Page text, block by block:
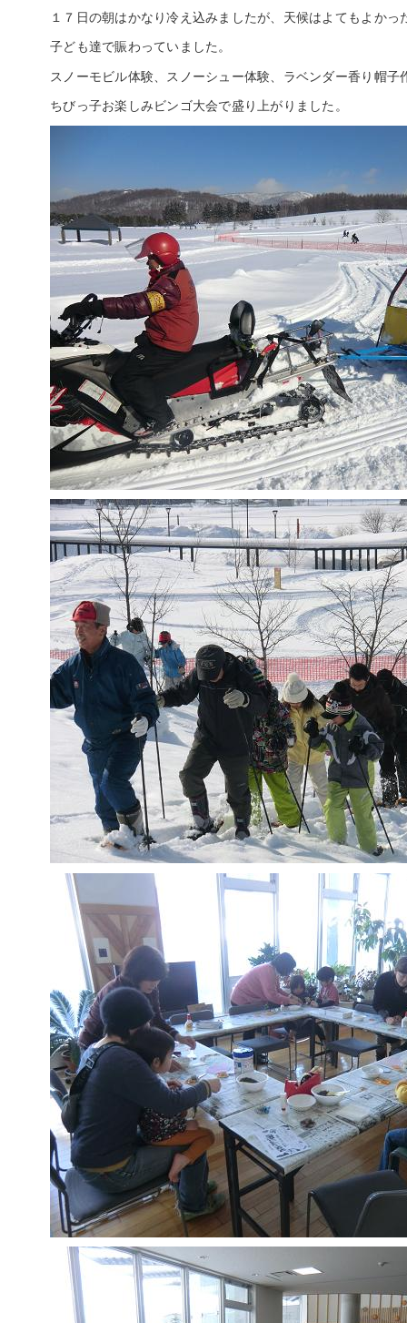
１７日の朝はかなり冷え込みましたが、天候はよてもよかっ
子ども達で賑わっていました。
スノーモビル体験、スノーシュー体験、ラベンダー香り帽子
ちびっ子お楽しみビンゴ大会で盛り上がりました。